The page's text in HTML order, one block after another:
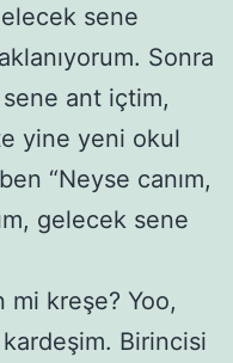
sene
Sonra
ant içtim,
yine yeni okul
“Neyse canım,
gelecek sene
kreşe? Yoo,
Birincisi